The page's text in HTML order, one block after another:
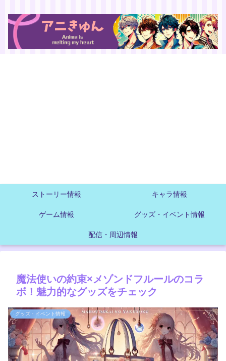
ストーリー情報 キャラ情報
ゲーム情報 グッズ・イベント情報
配信・周辺情報
魔法使いの約束×メゾンドフルールのコラ
ボ！魅力的なグッズをチェック
グッズ・イベント情報